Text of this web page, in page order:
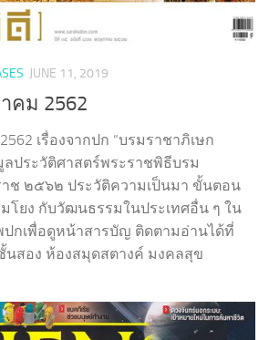
JUNE 11, 2019
คม 2562
เรื่องจากปก “บรมราชาภิเษก
ประวัติศาสตร์พระราชพิธีบรม
ช ๒๕๖๒ ประวัติความเป็นมา ขั้นตอน
โยง กับวัฒนธรรมในประเทศอื่น ๆ ใน
กเพื่อดูหน้าสารบัญ ติดตามอ่านได้ที่
นสอง ห้องสมุดสตางค์ มงคลสุข